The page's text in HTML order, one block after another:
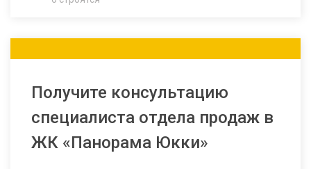
Получите консультацию
специалиста отдела продаж в
ЖК «Панорама Юкки»